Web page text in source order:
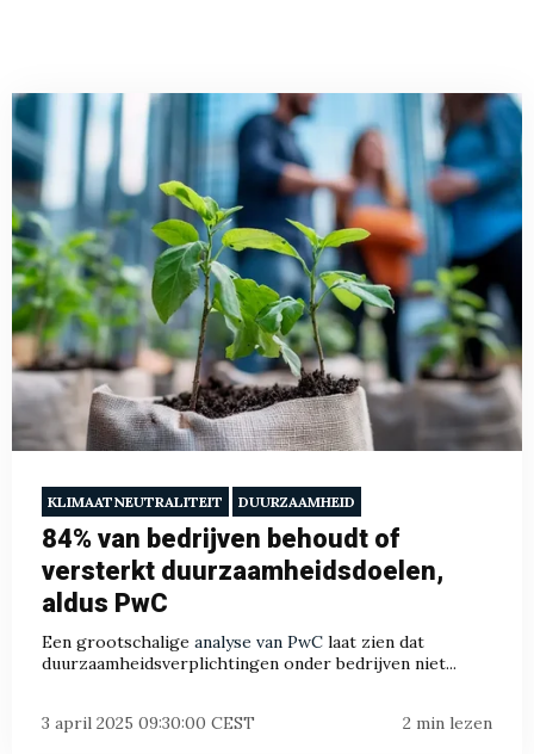
KLIMAATNEUTRALITEIT DUURZAAMHEID
84% van bedrijven behoudt of
versterkt duurzaamheidsdoelen,
aldus PwC
Een grootschalige analyse van PwC laat zien dat
duurzaamheidsverplichtingen onder bedrijven niet...
3 april 2025 09:30:00 CEST 2 min lezen